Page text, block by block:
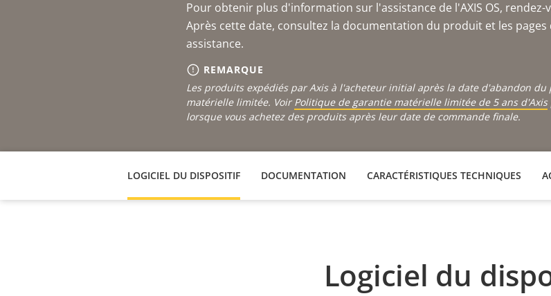
Pour obtenir plus d'information sur l'assistance de l'AXIS OS, rendez-
Après cette date, consultez la documentation du produit et les
assistance.
REMARQUE
Les produits expédiés par Axis à l'acheteur initial après la date d'abandon
matérielle limitée. Voir Politique de garantie matérielle limitée de 5 ans d'Axis
lorsque vous achetez des produits après leur date de commande finale.
LOGICIEL DU DISPOSITIF DOCUMENTATION CARACTÉRISTIQUES TECHNIQUES
Logiciel du